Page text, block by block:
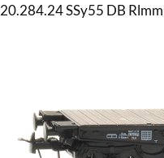
20.284.24 SSy55 DB